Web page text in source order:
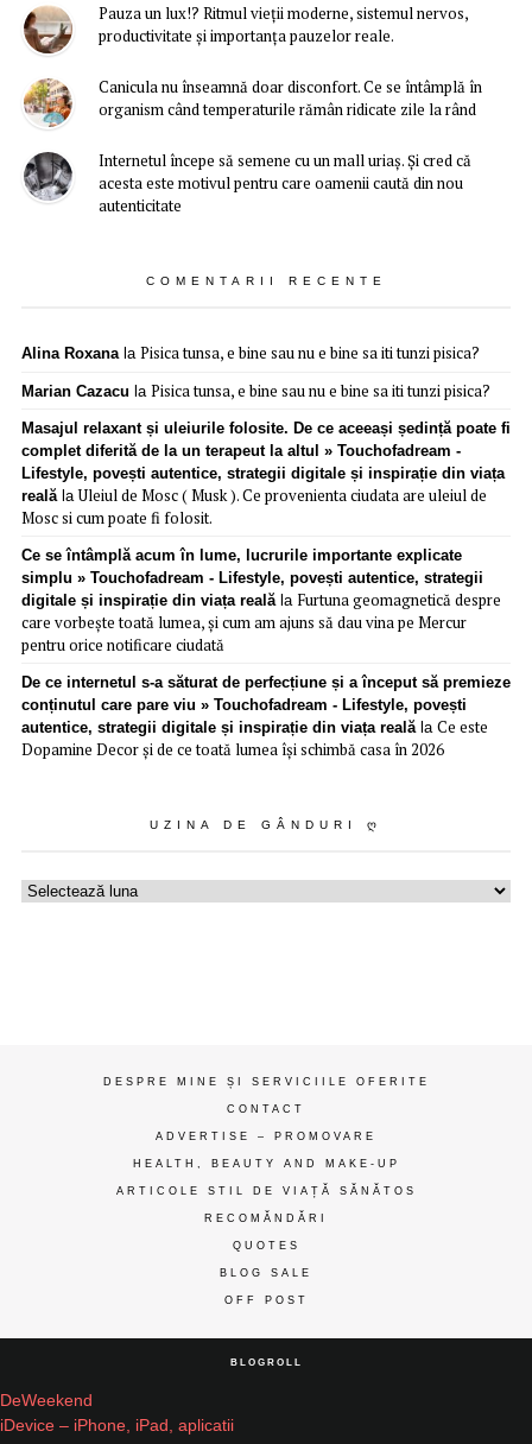
Pauza un lux!? Ritmul vieții moderne, sistemul nervos,
productivitate și importanța pauzelor reale.
Canicula nu înseamnă doar disconfort. Ce se întâmplă în
organism când temperaturile rămân ridicate zile la rând
Internetul începe să semene cu un mall uriaș. Și cred că
acesta este motivul pentru care oamenii caută din nou
autenticitate
COMENTARII RECENTE
Alina Roxanala Pisica tunsa, e bine sau nu e bine sa iti tunzi pisica?
Marian Cazacu la Pisica tunsa, e bine sau nu e bine sa iti tunzi pisica?
Masajul relaxant și uleiurile folosite. De ce aceeași ședință poate fi
complet diferită de la un terapeut la altul » Touchofadream -
Lifestyle, povești autentice, strategii digitale și inspirație din viața
realălaUleiul de Mosc ( Musk ). Ce provenienta ciudata are uleiul de
Mosc si cum poate fi folosit.
Ce se întâmplă acum în lume, lucrurile importante explicate
simplu » Touchofadream - Lifestyle, povești autentice, strategii
digitale și inspirație din viața realăla Furtuna geomagnetică despre
care vorbește toată lumea, și cum am ajuns să dau vina pe Mercur
pentru orice notificare ciudată
De ce internetul s-a săturat de perfecțiune și a început să premieze
conținutul care pare viu » Touchofadream - Lifestyle, povești
autentice, strategii digitale și inspirație din viața realăla Ce este
Dopamine Decor și de ce toată lumea își schimbă casa în 2026
UZINA DE GÂNDURI Ღ
Uzina
DESPRE MINE ȘI SERVICIILE OFERITE
CONTACT
ADVERTISE – PROMOVARE
HEALTH, BEAUTY AND MAKE-UP
ARTICOLE STIL DE VIAȚĂ SĂNĂTOS
RECOMĂNDĂRI
QUOTES
BLOG SALE
OFF POST
BLOGROLL
DeWeekend
iDevice – iPhone, iPad, aplicatii